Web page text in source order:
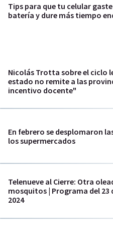
Tips para que tu celular
batería y dure más tiempo
Nicolás Trotta sobre el ciclo
estado no remite a las
incentivo docente"
En febrero se desplomaron
los supermercados
Telenueve al Cierre: Otra
mosquitos | Programa del 23
2024